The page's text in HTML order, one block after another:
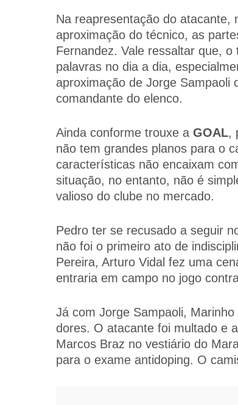
Na reapresentação do atacante,
aproximação do técnico, as
Fernandez. Vale ressaltar que,
palavras no dia a dia,
aproximação de Jorge Sampaoli
comandante do elenco.
Ainda conforme trouxe a GOAL,
não tem grandes planos para o
características não encaixam
situação, no entanto, não é
valioso do clube no mercado.
Pedro ter se recusado a seguir
não foi o primeiro ato de
Pereira, Arturo Vidal fez uma
entraria em campo no jogo
Já com Jorge Sampaoli,
dores. O atacante foi multado e
Marcos Braz no vestiário do
para o exame antidoping. O